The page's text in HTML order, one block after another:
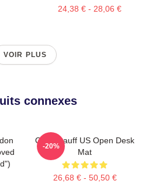
24,38 € - 28,06 €
VOIR PLUS
connexes
Coco Gauff US Open Desk
Mat
26,68 € - 50,50 €
-20%